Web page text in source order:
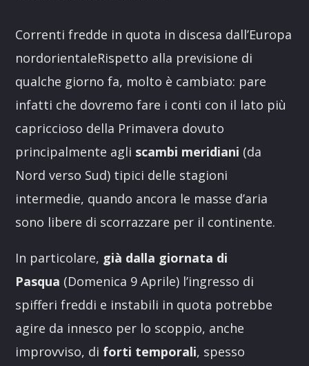
Correnti fredde in quota in discesa dall’Europa
nordorientaleRispetto alla previsione di
qualche giorno fa, molto è cambiato: pare
infatti che dovremo fare i conti con il lato più
capriccioso della Primavera dovuto
principalmente agli scambi meridiani (da
Nord verso Sud) tipici delle stagioni
intermedie, quando ancora le masse d’aria
sono libere di scorrazzare per il continente.
In particolare, già dalla giornata di
Pasqua (Domenica 9 Aprile) l’ingresso di
spifferi freddi e instabili in quota potrebbe
agire da innesco per lo scoppio, anche
improvviso, di forti temporali, spesso